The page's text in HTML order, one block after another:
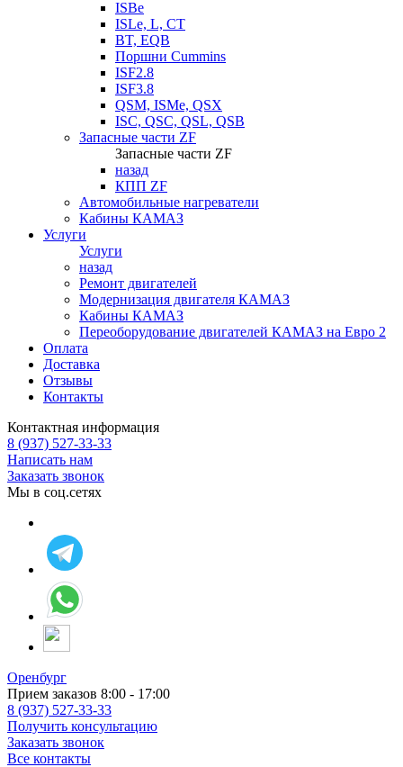
ISBe
ISLe, L, CT
BT, EQB
Поршни Cummins
ISF2.8
ISF3.8
QSM, ISMe, QSX
ISC, QSC, QSL, QSB
Запасные части ZF
Запасные части ZF
назад
КПП ZF
Автомобильные нагреватели
Кабины КАМАЗ
Услуги
Услуги
назад
Ремонт двигателей
Модернизация двигателя КАМАЗ
Кабины КАМАЗ
Переоборудование двигателей КАМАЗ на Евро 2
Оплата
Доставка
Отзывы
Контакты
Контактная информация
8 (937) 527-33-33
Написать нам
Заказать звонок
Мы в соц.сетях
Оренбург
Прием заказов 8:00 - 17:00
8 (937) 527-33-33
Получить консультацию
Заказать звонок
Все контакты